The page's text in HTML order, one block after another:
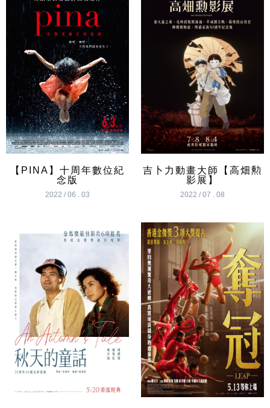
【PINA】十周年數位紀
念版
2022 / 06 . 03
吉卜力動畫大師【高畑勲
影展】
2022 / 07 . 08